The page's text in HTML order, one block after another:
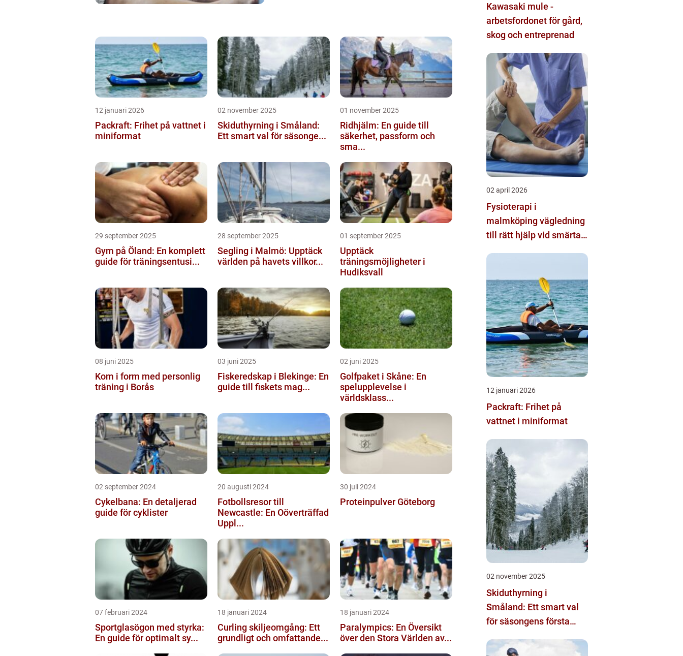
12 januari 2026
Packraft: Frihet på vattnet i
miniformat
02 november 2025
Skiduthyrning i Småland:
Ett smart val för säsonge...
01 november 2025
Ridhjälm: En guide till
säkerhet, passform och
sma...
29 september 2025
Gym på Öland: En komplett
guide för träningsentusi...
28 september 2025
Segling i Malmö: Upptäck
världen på havets villkor...
01 september 2025
Upptäck
träningsmöjligheter i
Hudiksvall
08 juni 2025
Kom i form med personlig
träning i Borås
03 juni 2025
Fiskeredskap i Blekinge: En
guide till fiskets mag...
02 juni 2025
Golfpaket i Skåne: En
spelupplevelse i
världsklass...
02 september 2024
Cykelbana: En detaljerad
guide för cyklister
20 augusti 2024
Fotbollsresor till
Newcastle: En Oöverträffad
Uppl...
30 juli 2024
Proteinpulver Göteborg
07 februari 2024
Sportglasögon med styrka:
En guide för optimalt sy...
18 januari 2024
Curling skiljeomgång: Ett
grundligt och omfattande...
18 januari 2024
Paralympics: En Översikt
över den Stora Världen av...
Kawasaki mule -
arbetsfordonet för gård,
skog och entreprenad
02 april 2026
Fysioterapi i
malmköping vägledning
till rätt hjälp vid smärta
12 januari 2026
Packraft: Frihet på
vattnet i miniformat
02 november 2025
Skiduthyrning i
Småland: Ett smart val
för säsongens första